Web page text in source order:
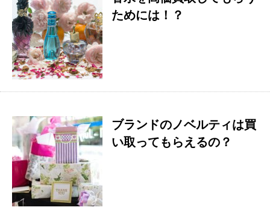
ためには！？
ブランドのノベルティは買
い取ってもらえるの？